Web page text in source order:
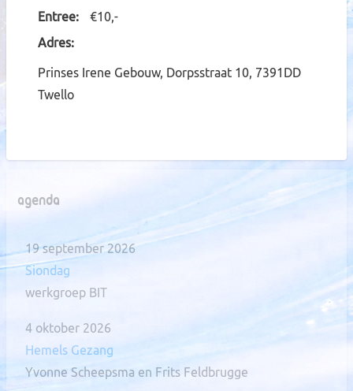
Entree
€10,-
Adres
Prinses Irene Gebouw, Dorpsstraat 10, 7391DD
Twello
Agenda
19 september 2026
Siondag
werkgroep BIT
4 oktober 2026
Hemels Gezang
Yvonne Scheepsma en Frits Feldbrugge